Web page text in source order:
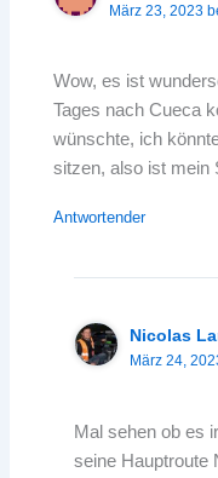
März 23, 2023
Wow, es ist
Tages nach Cueca
wünschte, ich
sitzen, also ist mein
Antwortender
Nicolas
März 24,
Mal sehen ob es
seine Hauptroute